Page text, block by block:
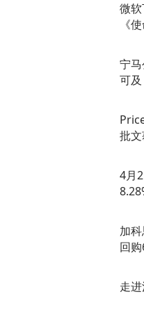
微
《
宁
可
批
4月
加
回
走